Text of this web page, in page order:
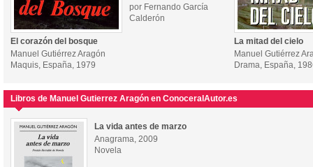
por Fernando García
Calderón
El corazón del bosque
Manuel Gutiérrez Aragón
Maquis, España, 1979
La mitad del cielo
Manuel Gutiérrez
Drama, España,
Libros de Manuel Gutierrez Aragón en ConoceralAutor.es
La vida antes de marzo
Anagrama, 2009
Novela